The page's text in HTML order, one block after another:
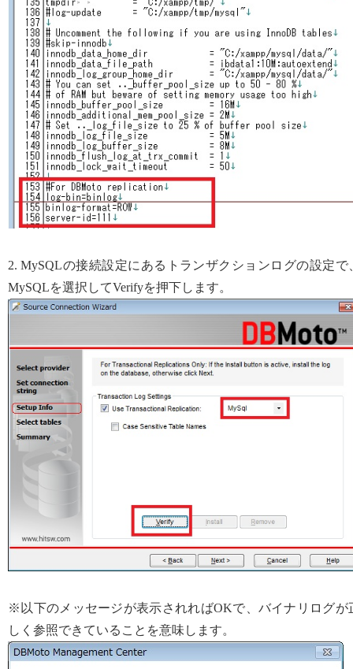
2. MySQLの接続設定にあるトランザクションログの設定で
MySQLを選択してVerifyを押下します。
※以下のメッセージが表示されればOKで、バイナリログが
しく参照できていることを意味します。